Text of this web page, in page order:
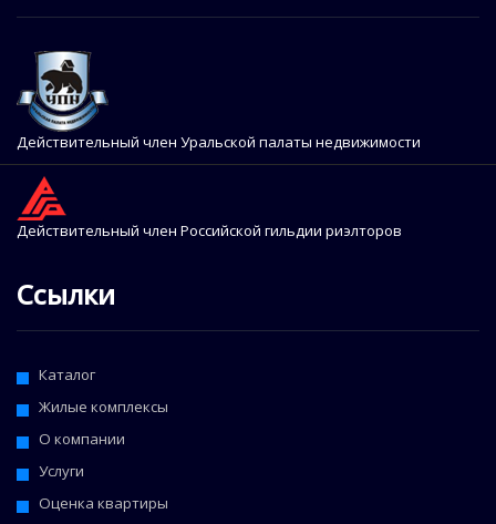
Действительный член Уральской палаты недвижимости
Действительный член Российской гильдии риэлторов
Ссылки
Каталог
Жилые комплексы
О компании
Услуги
Оценка квартиры